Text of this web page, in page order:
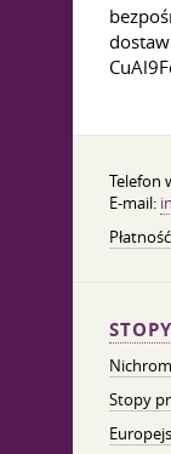
Telefon
E-mail:
Stopy